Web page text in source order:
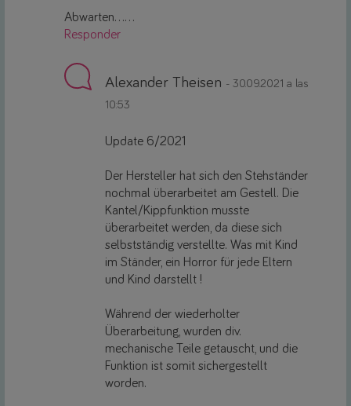
Abwarten……
Responder
Alexander Theisen - 30.09.2021 a las
10:53
Update 6/2021
Der Hersteller hat sich den Stehständer
nochmal überarbeitet am Gestell. Die
Kantel/Kippfunktion musste
überarbeitet werden, da diese sich
selbstständig verstellte. Was mit Kind
im Ständer, ein Horror für jede Eltern
und Kind darstellt !
Während der wiederholter
Überarbeitung, wurden div.
mechanische Teile getauscht, und die
Funktion ist somit sichergestellt
worden.